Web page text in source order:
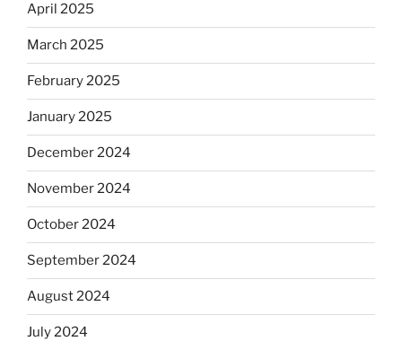
April 2025
March 2025
February 2025
January 2025
December 2024
November 2024
October 2024
September 2024
August 2024
July 2024